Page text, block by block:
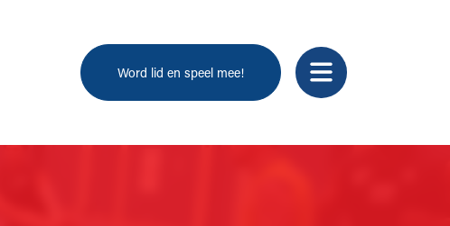
Word lid en speel mee!